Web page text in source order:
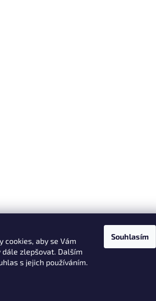
cookies, aby se Vám
zlepšovat. Dalším
s jejich používáním.
Souhlasím